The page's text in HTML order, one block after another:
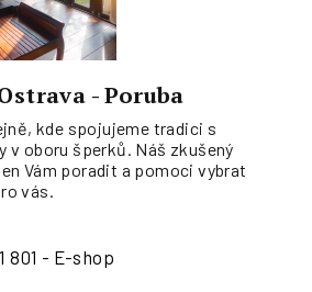
- Poruba
kde spojujeme tradici s
v oboru šperků. Náš zkušený
Vám poradit a pomoci vybrat
vás.
801 - E-shop